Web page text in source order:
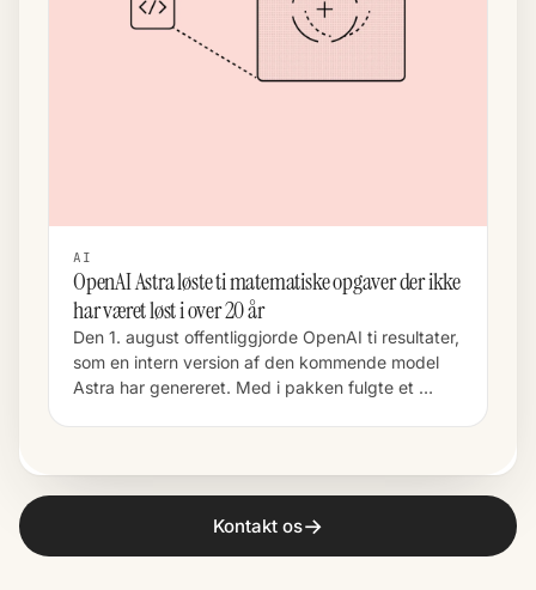
AI
OpenAI Astra løste ti matematiske opgaver der ikke
har været løst i over 20 år
Den 1. august offentliggjorde OpenAI ti resultater,
som en intern version af den kommende model
Astra har genereret. Med i pakken fulgte et …
Kontakt os→